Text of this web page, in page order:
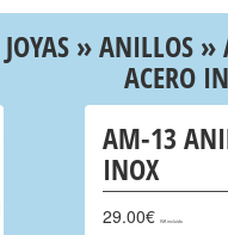
JOYAS »ANILLOS »
ACERO
AM-13
INOX
29.00€ IVA incluído